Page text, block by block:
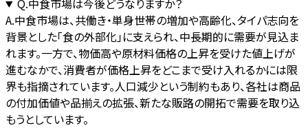
A.中食市場は、共働き・単身世帯の増加や高齢化、タイパ志向を
背景とした「食の外部化」に支えられ、中長期的に需要が見込ま
れます。一方で、物価高や原材料価格の上昇を受けた値上げが
進むなかで、消費者が価格上昇をどこまで受け入れるかには限
界も指摘されています。人口減少という制約もあり、各社は商品
の付加価値や品揃えの拡張、新たな販路の開拓で需要を取り込
もうとしています。